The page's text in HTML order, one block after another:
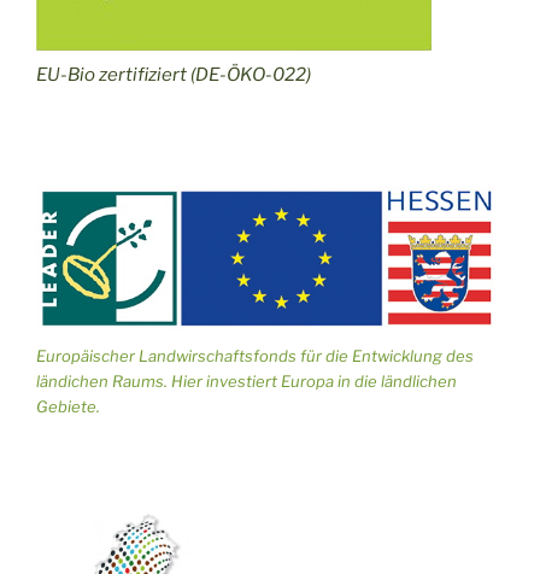
EU-Bio zertifiziert (DE-ÖKO-022)
Europäischer Landwirschaftsfonds für die Entwicklung des
ländichen Raums. Hier investiert Europa in die ländlichen
Gebiete.